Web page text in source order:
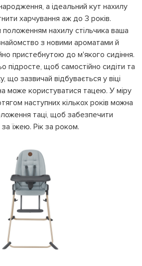
а ідеальний кут нахилу
харчування аж до 3 років.
нахилу стільчика ваша
з новими ароматами й
пристебнутою до м'якого сидіння.
підросте, щоб самостійно сидіти та
що зазвичай відбувається у віці
може користуватися тацею. У міру
наступних кількох років можна
таці, щоб забезпечити
їжею. Рік за роком.